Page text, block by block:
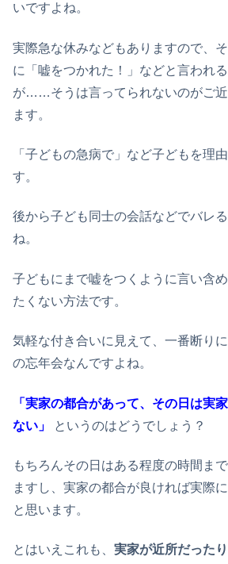
いですよね。
実際急な休みなどもありますので、
に「嘘をつかれた！」などと言われ
が……そうは言ってられないのがご近
ます。
「子どもの急病で」など子どもを理
す。
後から子ども同士の会話などでバレ
ね。
子どもにまで嘘をつくように言い含
たくない方法です。
気軽な付き合いに見えて、一番断り
の忘年会なんですよね。
「実家の都合があって、その日は実
ない」
というのはどうでしょう？
もちろんその日はある程度の時間ま
ますし、実家の都合が良ければ実際
と思います。
とはいえこれも、 実家が近所だった